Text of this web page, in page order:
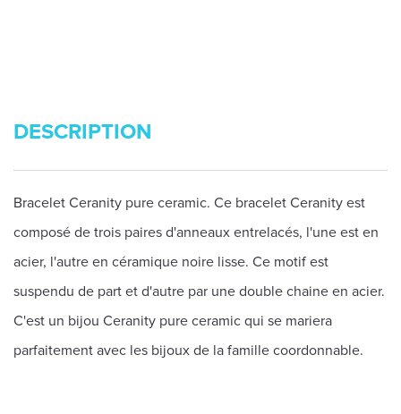
DESCRIPTION
Bracelet Ceranity pure ceramic. Ce bracelet Ceranity est
composé de trois paires d'anneaux entrelacés, l'une est en
acier, l'autre en céramique noire lisse. Ce motif est
suspendu de part et d'autre par une double chaine en acier.
C'est un bijou Ceranity pure ceramic qui se mariera
parfaitement avec les bijoux de la famille coordonnable.